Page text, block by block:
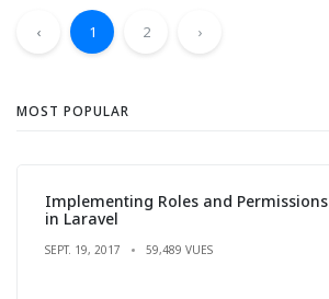
‹ 1 2 ›
MOST POPULAR
Implementing Roles and Permissions
in Laravel
SEPT. 19, 2017 59,489 VUES